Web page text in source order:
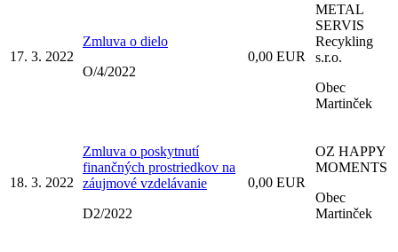
17. 3. 2022
Zmluva o dielo
O/4/2022
0,00 EUR
METAL
SERVIS
Recykling
s.r.o.
Obec
Martinček
18. 3. 2022
Zmluva o poskytnutí
finančných prostriedkov na
záujmové vzdelávanie
D2/2022
0,00 EUR
OZ HAPPY
MOMENTS
Obec
Martinček